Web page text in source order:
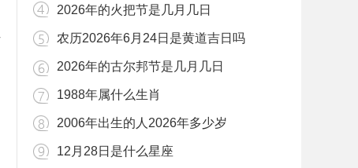
2026年的火把节是几月几日
农历2026年6月24日是黄道吉日吗
2026年的古尔邦节是几月几日
1988年属什么生肖
2006年出生的人2026年多少岁
12月28日是什么星座